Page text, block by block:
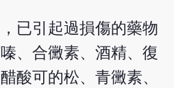
已引起過損傷的藥物
、合黴素、酒精、復
酸可的松、青黴素、